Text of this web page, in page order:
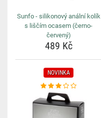
Sunfo - silikonový anální kolík
s liščím ocasem (černo-
červený)
489 Kč
NOVINKA